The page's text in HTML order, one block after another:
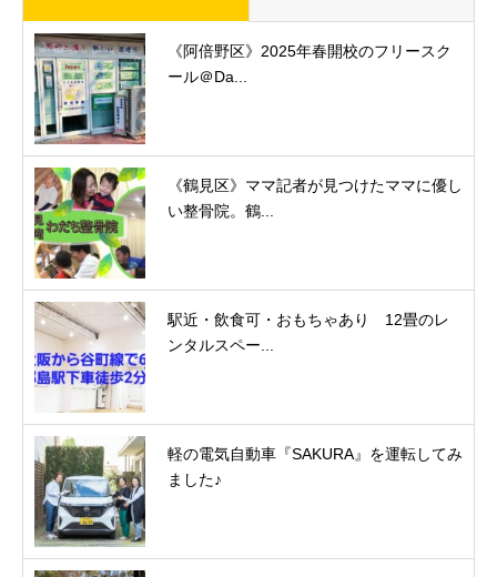
《阿倍野区》2025年春開校のフリースク
ール＠Da...
《鶴見区》ママ記者が見つけたママに優し
い整骨院。鶴...
駅近・飲食可・おもちゃあり 12畳のレ
ンタルスペー...
軽の電気自動車『SAKURA』を運転してみ
ました♪